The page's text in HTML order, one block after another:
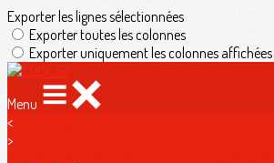
Exporter les lignes sélectionnées
Exporter toutes les colonnes
Exporter uniquement les colonnes affichées
Menu
<
>